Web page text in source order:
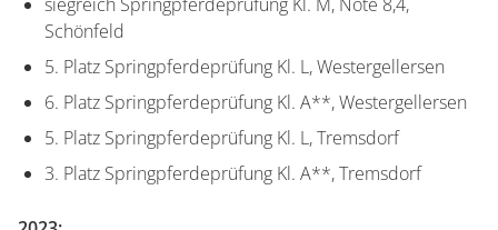
Schönfeld
5. Platz Springpferdeprüfung Kl. L, Westergellersen
6. Platz Springpferdeprüfung Kl. A**, Westergellersen
5. Platz Springpferdeprüfung Kl. L, Tremsdorf
3. Platz Springpferdeprüfung Kl. A**, Tremsdorf